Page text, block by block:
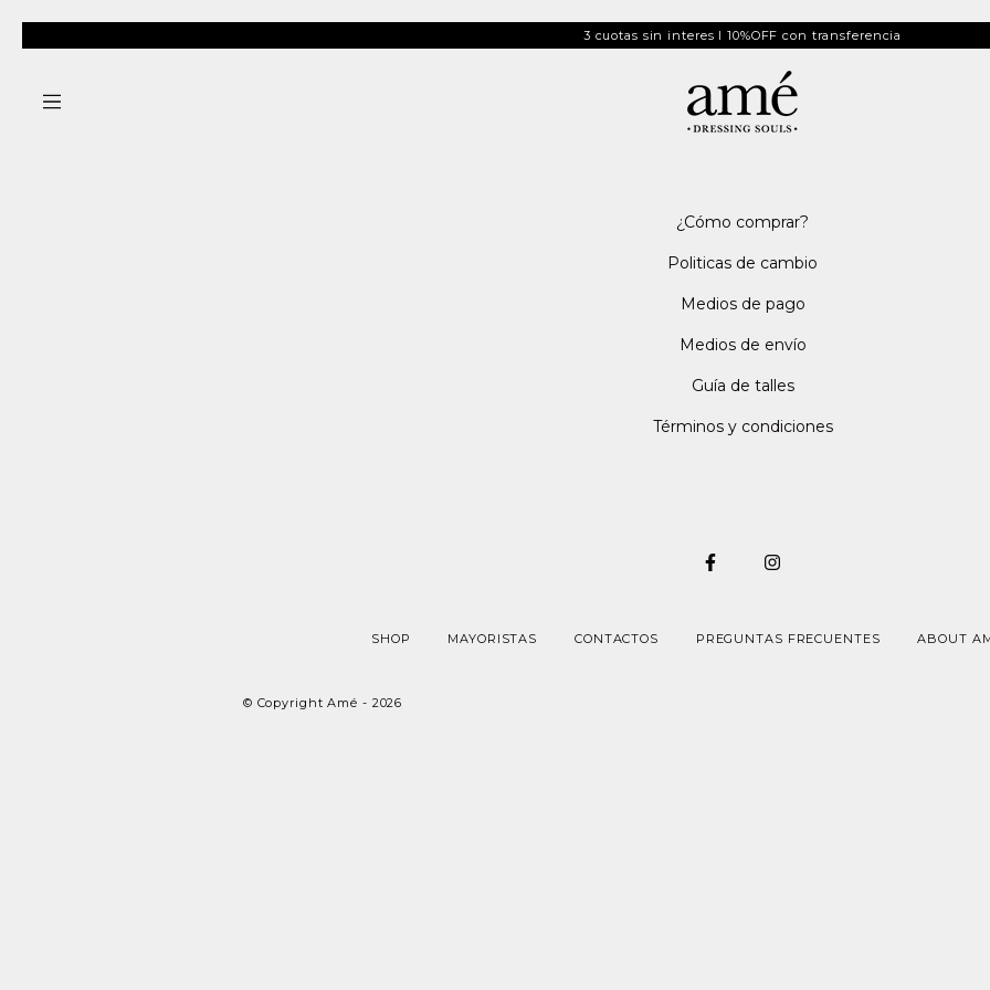
3 cuotas sin interes I 10%OFF con transferencia
¿Cómo comprar?
Politicas de cambio
Medios de pago
Medios de envío
Guía de talles
Términos y condiciones
SHOP MAYORISTAS CONTACTOS PREGUNTAS FRECUENTES ABOUT
© Copyright Amé - 2026